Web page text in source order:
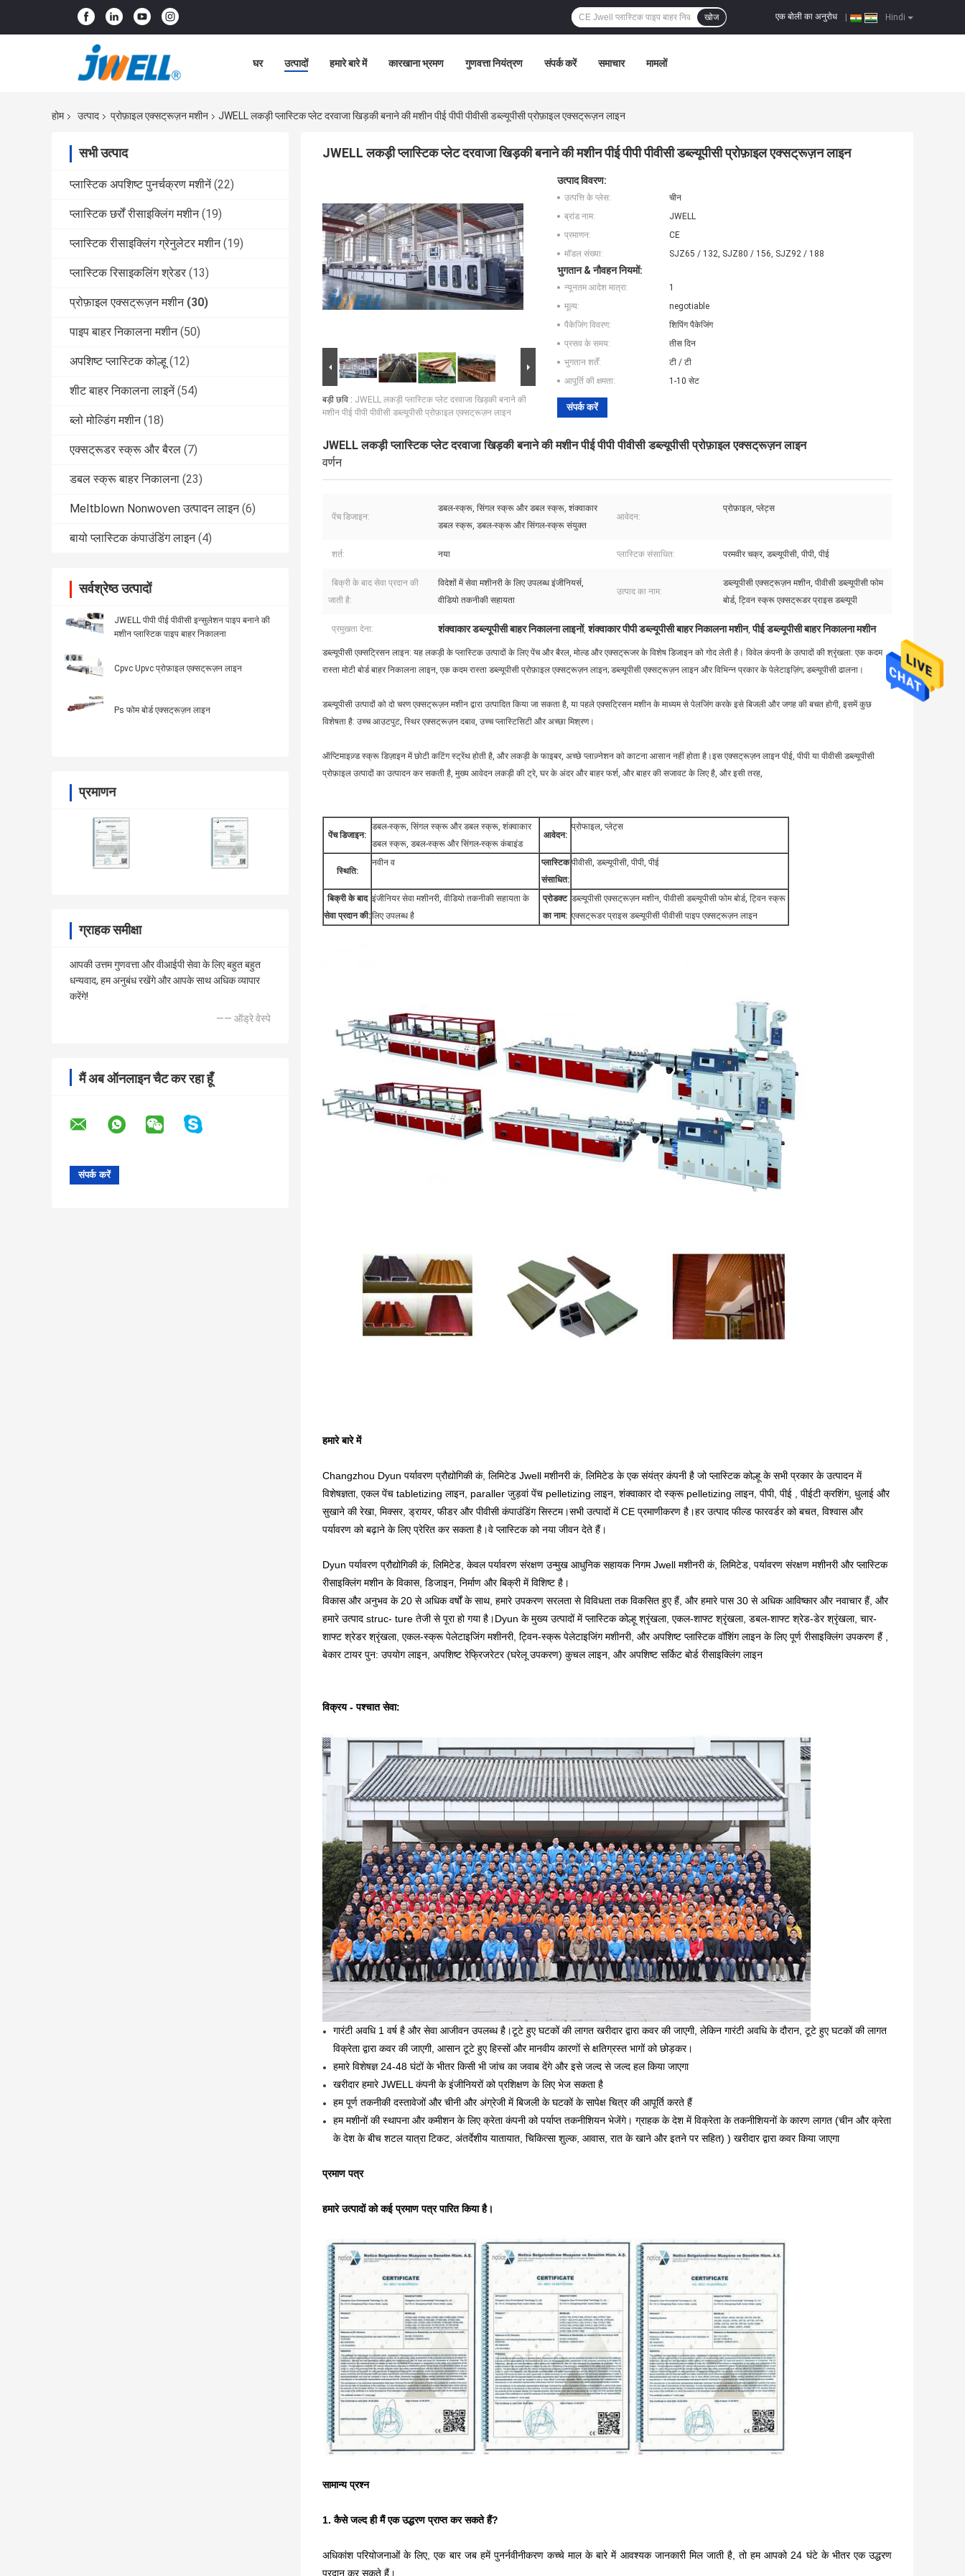
Hindi
एक बोली का अनुरोध
खोज
घर उत्पादों हमारे बारे में कारखाना भ्रमण गुणवत्ता नियंत्रण संपर्क करें समाचार मामलों
होम उत्पाद प्रोफ़ाइल एक्सट्रूज़न मशीन JWELL लकड़ी प्लास्टिक प्लेट दरवाजा खिड़की बनाने की मशीन पीई पीपी पीवीसी डब्ल्यूपीसी प्रोफ़ाइल एक्सट्रूज़न लाइन
सभी उत्पाद
प्लास्टिक अपशिष्ट पुनर्चक्रण मशीनें (22)
प्लास्टिक छर्रों रीसाइक्लिंग मशीन (19)
प्लास्टिक रीसाइक्लिंग ग्रेनुलेटर मशीन (19)
प्लास्टिक रिसाइकलिंग श्रेडर (13)
प्रोफ़ाइल एक्सट्रूज़न मशीन (30)
पाइप बाहर निकालना मशीन (50)
अपशिष्ट प्लास्टिक कोल्हू (12)
शीट बाहर निकालना लाइनें (54)
ब्लो मोल्डिंग मशीन (18)
एक्सट्रूडर स्क्रू और बैरल (7)
डबल स्क्रू बाहर निकालना (23)
Meltblown Nonwoven उत्पादन लाइन (6)
बायो प्लास्टिक कंपाउंडिंग लाइन (4)
सर्वश्रेष्ठ उत्पादों
JWELL पीपी पीई पीवीसी इन्सुलेशन पाइप बनाने की
मशीन प्लास्टिक पाइप बाहर निकालना
Cpvc Upvc प्रोफ़ाइल एक्सट्रूज़न लाइन
Ps फोम बोर्ड एक्सट्रूज़न लाइन
प्रमाणन
ग्राहक समीक्षा
आपकी उत्तम गुणवत्ता और वीआईपी सेवा के लिए बहुत बहुत
धन्यवाद, हम अनुबंध रखेंगे और आपके साथ अधिक व्यापार
करेंगे!
—— ऑड्रे वेस्पे
मैं अब ऑनलाइन चैट कर रहा हूँ
JWELL लकड़ी प्लास्टिक प्लेट दरवाजा खिड़की बनाने की मशीन पीई पीपी पीवीसी डब्ल्यूपीसी प्रोफ़ाइल एक्सट्रूज़न लाइन
बड़ी छवि : JWELL लकड़ी प्लास्टिक प्लेट दरवाजा खिड़की बनाने की
मशीन पीई पीपी पीवीसी डब्ल्यूपीसी प्रोफ़ाइल एक्सट्रूज़न लाइन
उत्पाद विवरण:
उत्पत्ति के प्लेस:
चीन
ब्रांड नाम:
JWELL
प्रमाणन:
CE
मॉडल संख्या:
SJZ65 / 132, SJZ80 / 156, SJZ92 / 188
भुगतान & नौवहन नियमों:
न्यूनतम आदेश मात्रा:
1
मूल्य:
negotiable
पैकेजिंग विवरण:
शिपिंग पैकेजिंग
प्रसव के समय:
तीस दिन
भुगतान शर्तें:
टी / टी
आपूर्ति की क्षमता:
1-10 सेट
संपर्क करें
JWELL लकड़ी प्लास्टिक प्लेट दरवाजा खिड़की बनाने की मशीन पीई पीपी पीवीसी डब्ल्यूपीसी प्रोफ़ाइल एक्सट्रूज़न लाइन
वर्णन
पेंच डिजाइन:
डबल-स्क्रू, सिंगल स्क्रू और डबल स्क्रू, शंक्वाकार
डबल स्क्रू, डबल-स्क्रू और सिंगल-स्क्रू संयुक्त
आवेदन:
प्रोफ़ाइल, प्लेट्स
शर्त: नया प्लास्टिक संसाधित: परमवीर चक्र, डब्ल्यूपीसी, पीपी, पीई
बिक्री के बाद सेवा प्रदान की
जाती है:
विदेशों में सेवा मशीनरी के लिए उपलब्ध इंजीनियर्स,
वीडियो तकनीकी सहायता
उत्पाद का नाम:
डब्ल्यूपीसी एक्सट्रूज़न मशीन, पीवीसी डब्ल्यूपीसी फोम
बोर्ड, ट्विन स्क्रू एक्सट्रूडर प्राइस डब्ल्यूपी
प्रमुखता देना: शंक्वाकार डब्ल्यूपीसी बाहर निकालना लाइनों,शंक्वाकार पीपी डब्ल्यूपीसी बाहर निकालना मशीन,पीई डब्ल्यूपीसी बाहर निकालना मशीन
डब्ल्यूपीसी एक्सट्रिसन लाइन: यह लकड़ी के प्लास्टिक उत्पादों के लिए पेंच और बैरल, मोल्ड और एक्सट्रूजर के विशेष डिजाइन को गोद लेती है। विवेल कंपनी के उत्पादों की श्रृंखला: एक कदम
रास्ता मोटी बोर्ड बाहर निकालना लाइन, एक कदम रास्ता डब्ल्यूपीसी प्रोफ़ाइल एक्सट्रूज़न लाइन; डब्ल्यूपीसी एक्सट्रूज़न लाइन और विभिन्न प्रकार के पेलेटाइज़िंग; डब्ल्यूपीसी ढालना।
डब्ल्यूपीसी उत्पादों को दो चरण एक्सट्रूज़न मशीन द्वारा उत्पादित किया जा सकता है, या पहले एक्सट्रिसन मशीन के माध्यम से पेलजिंग करके इसे बिजली और जगह की बचत होगी, इसमें कुछ
विशेषता है: उच्च आउटपुट, स्थिर एक्सट्रूज़न दबाव, उच्च प्लास्टिसिटी और अच्छा मिश्रण।
ऑप्टिमाइज़्ड स्क्रू डिज़ाइन में छोटी कटिंग स्ट्रेंथ होती है, और लकड़ी के फाइबर, अच्छे प्लाज़्नेशन को काटना आसान नहीं होता है।इस एक्सट्रूज़न लाइन पीई, पीपी या पीवीसी डब्ल्यूपीसी
प्रोफ़ाइल उत्पादों का उत्पादन कर सकती है, मुख्य आवेदन लकड़ी की ट्रे, घर के अंदर और बाहर फर्श, और बाहर की सजावट के लिए है, और इसी तरह,
पेंच डिजाइन:
डबल-स्क्रू, सिंगल स्क्रू और डबल स्क्रू, शंक्वाकार
डबल स्क्रू, डबल-स्क्रू और सिंगल-स्क्रू कंबाइंड
आवेदन:
प्रोफाइल, प्लेट्स
स्थिति:
नवीन व
प्लास्टिक
संसाधित:
पीवीसी, डब्ल्यूपीसी, पीपी, पीई
बिक्री के बाद
सेवा प्रदान की:
इंजीनियर सेवा मशीनरी, वीडियो तकनीकी सहायता के
लिए उपलब्ध है
प्रोडक्ट
का नाम:
डब्ल्यूपीसी एक्सट्रूज़न मशीन, पीवीसी डब्ल्यूपीसी फोम बोर्ड, ट्विन स्क्रू
एक्सट्रूडर प्राइस डब्ल्यूपीसी पीवीसी पाइप एक्सट्रूज़न लाइन
हमारे बारे में
Changzhou Dyun पर्यावरण प्रौद्योगिकी कं, लिमिटेड Jwell मशीनरी कं, लिमिटेड के एक संयंत्र कंपनी है जो प्लास्टिक कोल्हू के सभी प्रकार के उत्पादन में
विशेषज्ञता, एकल पेंच tabletizing लाइन, paraller जुड़वां पेंच pelletizing लाइन, शंक्वाकार दो स्क्रू pelletizing लाइन, पीपी, पीई , पीईटी क्रशिंग, धुलाई और
सुखाने की रेखा, मिक्सर, ड्रायर, फीडर और पीवीसी कंपाउंडिंग सिस्टम।सभी उत्पादों में CE प्रमाणीकरण है।हर उत्पाद फील्ड फारवर्डर को बचत, विश्वास और
पर्यावरण को बढ़ाने के लिए प्रेरित कर सकता है।वे प्लास्टिक को नया जीवन देते हैं।
Dyun पर्यावरण प्रौद्योगिकी कं, लिमिटेड, केवल पर्यावरण संरक्षण उन्मुख आधुनिक सहायक निगम Jwell मशीनरी कं, लिमिटेड, पर्यावरण संरक्षण मशीनरी और प्लास्टिक
रीसाइक्लिंग मशीन के विकास, डिजाइन, निर्माण और बिक्री में विशिष्ट है।
विकास और अनुभव के 20 से अधिक वर्षों के साथ, हमारे उपकरण सरलता से विविधता तक विकसित हुए हैं, और हमारे पास 30 से अधिक आविष्कार और नवाचार हैं, और
हमारे उत्पाद struc- ture तेजी से पूरा हो गया है।Dyun के मुख्य उत्पादों में प्लास्टिक कोल्हू श्रृंखला, एकल-शाफ्ट श्रृंखला, डबल-शाफ्ट श्रेड-डेर श्रृंखला, चार-
शाफ्ट श्रेडर श्रृंखला, एकल-स्क्रू पेलेटाइजिंग मशीनरी, ट्विन-स्क्रू पेलेटाइजिंग मशीनरी, और अपशिष्ट प्लास्टिक वॉशिंग लाइन के लिए पूर्ण रीसाइक्लिंग उपकरण हैं ,
बेकार टायर पुन: उपयोग लाइन, अपशिष्ट रेफ्रिजरेटर (घरेलू उपकरण) कुचल लाइन, और अपशिष्ट सर्किट बोर्ड रीसाइक्लिंग लाइन
विक्रय - पश्चात सेवा:
गारंटी अवधि 1 वर्ष है और सेवा आजीवन उपलब्ध है।टूटे हुए घटकों की लागत खरीदार द्वारा कवर की जाएगी, लेकिन गारंटी अवधि के दौरान, टूटे हुए घटकों की लागत
विक्रेता द्वारा कवर की जाएगी, आसान टूटे हुए हिस्सों और मानवीय कारणों से क्षतिग्रस्त भागों को छोड़कर।
हमारे विशेषज्ञ 24-48 घंटों के भीतर किसी भी जांच का जवाब देंगे और इसे जल्द से जल्द हल किया जाएगा
खरीदार हमारे JWELL कंपनी के इंजीनियरों को प्रशिक्षण के लिए भेज सकता है
हम पूर्ण तकनीकी दस्तावेजों और चीनी और अंग्रेजी में बिजली के घटकों के सापेक्ष चित्र की आपूर्ति करते हैं
हम मशीनों की स्थापना और कमीशन के लिए क्रेता कंपनी को पर्याप्त तकनीशियन भेजेंगे। ग्राहक के देश में विक्रेता के तकनीशियनों के कारण लागत (चीन और क्रेता
के देश के बीच शटल यात्रा टिकट, अंतर्देशीय यातायात, चिकित्सा शुल्क, आवास, रात के खाने और इतने पर सहित) ) खरीदार द्वारा कवर किया जाएगा
प्रमाण पत्र
हमारे उत्पादों को कई प्रमाण पत्र पारित किया है।
सामान्य प्रश्न
1. कैसे जल्द ही मैं एक उद्धरण प्राप्त कर सकते हैं?
अधिकांश परियोजनाओं के लिए, एक बार जब हमें पुनर्नवीनीकरण कच्चे माल के बारे में आवश्यक जानकारी मिल जाती है, तो हम आपको 24 घंटे के भीतर एक उद्धरण
प्रदान कर सकते हैं।